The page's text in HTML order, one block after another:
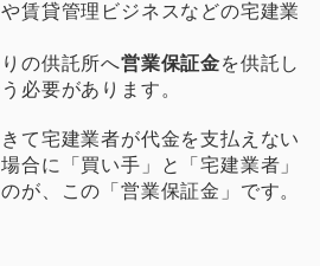
賃貸管理ビジネスなどの宅建業
の供託所へ営業保証金を供託し
必要があります。
て宅建業者が代金を支払えない
合に「買い手」と「宅建業者」
が、この「営業保証金」です。